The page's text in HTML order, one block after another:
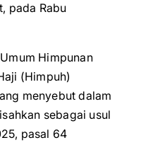
pada Rabu
Himpunan
(Himpuh)
menyebut dalam
sebagai usul
pasal 64